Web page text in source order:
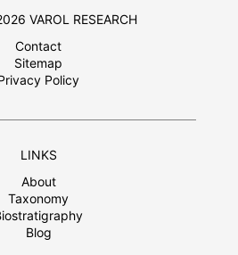
VAROL RESEARCH
Contact
Sitemap
Policy
LINKS
About
Taxonomy
Blog